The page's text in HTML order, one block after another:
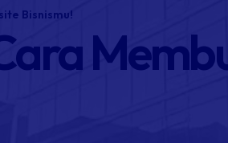
Bisnismu!